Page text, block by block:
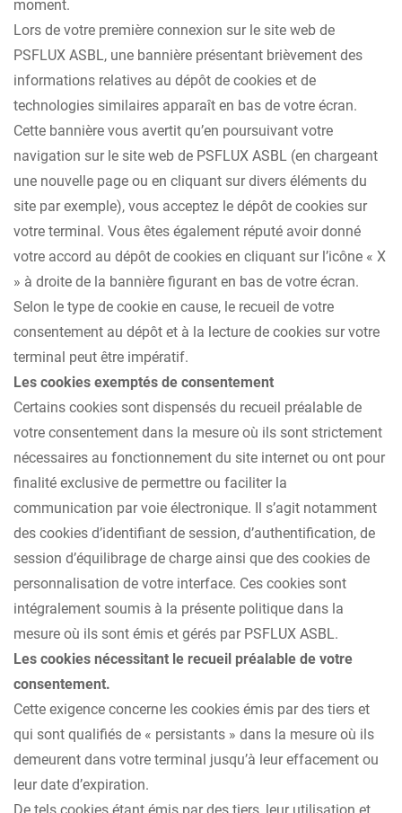
moment.
Lors de votre première connexion sur le site web de
PSFLUX ASBL, une bannière présentant brièvement des
informations relatives au dépôt de cookies et de
technologies similaires apparaît en bas de votre écran.
Cette bannière vous avertit qu’en poursuivant votre
navigation sur le site web de PSFLUX ASBL (en chargeant
une nouvelle page ou en cliquant sur divers éléments du
site par exemple), vous acceptez le dépôt de cookies sur
votre terminal. Vous êtes également réputé avoir donné
votre accord au dépôt de cookies en cliquant sur l’icône « X
» à droite de la bannière figurant en bas de votre écran.
Selon le type de cookie en cause, le recueil de votre
consentement au dépôt et à la lecture de cookies sur votre
terminal peut être impératif.
Les cookies exemptés de consentement
Certains cookies sont dispensés du recueil préalable de
votre consentement dans la mesure où ils sont strictement
nécessaires au fonctionnement du site internet ou ont pour
finalité exclusive de permettre ou faciliter la
communication par voie électronique. Il s’agit notamment
des cookies d’identifiant de session, d’authentification, de
session d’équilibrage de charge ainsi que des cookies de
personnalisation de votre interface. Ces cookies sont
intégralement soumis à la présente politique dans la
mesure où ils sont émis et gérés par PSFLUX ASBL.
Les cookies nécessitant le recueil préalable de votre
consentement.
Cette exigence concerne les cookies émis par des tiers et
qui sont qualifiés de « persistants » dans la mesure où ils
demeurent dans votre terminal jusqu’à leur effacement ou
leur date d’expiration.